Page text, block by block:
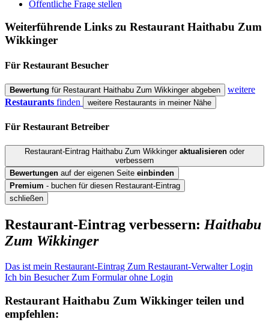
Öffentliche Frage stellen
Weiterführende Links zu RestaurantHaithabu Zum
Wikkinger
Für Restaurant Besucher
Bewertung für Restaurant Haithabu Zum Wikkinger abgeben
weitere
Restaurants finden weitere Restaurants in meiner Nähe
Für Restaurant Betreiber
Restaurant-Eintrag Haithabu Zum Wikkinger aktualisieren oder
verbessern
Bewertungen auf der eigenen Seite einbinden
Premium - buchen für diesen Restaurant-Eintrag
schließen
Restaurant-Eintrag verbessern: Haithabu
Zum Wikkinger
Das ist mein Restaurant-Eintrag Zum Restaurant-Verwalter Login
Ich bin Besucher Zum Formular ohne Login
Restaurant Haithabu Zum Wikkinger teilen und
empfehlen: